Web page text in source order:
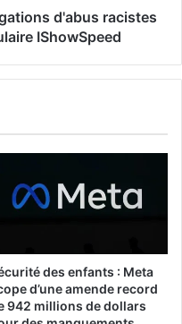
d'abus racistes
IShowSpeed
des enfants : Meta
d’une amende record
942 millions de dollars